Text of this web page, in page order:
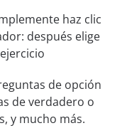
haz clic
después elige
de opción
de verdadero o
y mucho más.